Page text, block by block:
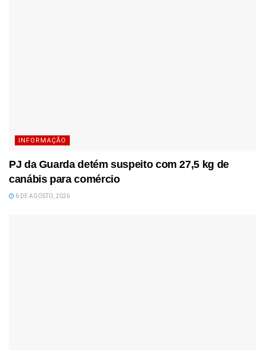
INFORMAÇÃO
PJ da Guarda detém suspeito com 27,5 kg de
canábis para comércio
6 DE AGOSTO, 2026